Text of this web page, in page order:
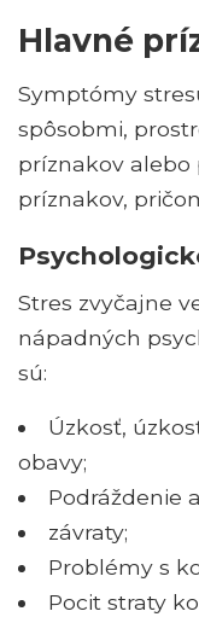
Hlavné
Symptómy
spôsobmi,
príznakov
príznakov,
Stres zvyčajne
nápadných
sú:
Úzkosť,
obavy;
Podráždenie
závraty;
Problémy s
Pocit straty